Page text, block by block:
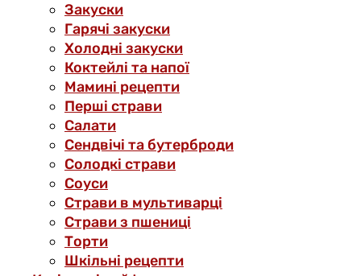
Закуски
Гарячі закуски
Холодні закуски
Коктейлі та напої
Мамині рецепти
Перші страви
Салати
Сендвічі та бутерброди
Солодкі страви
Соуси
Страви в мультиварці
Страви з пшениці
Торти
Шкільні рецепти